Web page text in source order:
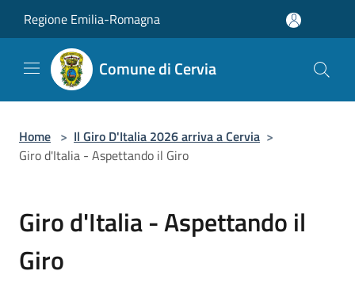
Regione Emilia-Romagna
Comune di Cervia
Home > Il Giro D'Italia 2026 arriva a Cervia >
Giro d'Italia - Aspettando il Giro
Giro d'Italia - Aspettando il
Giro